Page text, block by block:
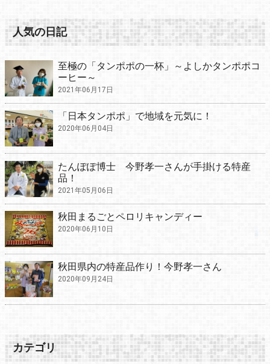
人気の日記
至極の「タンポポの一杯」～よしかタンポポコ
ーヒー～
2021年06月17日
「日本タンポポ」で地域を元気に！
2020年06月04日
たんぽぽ博士 今野孝一さんが手掛ける特産
品！
2021年05月06日
秋田まるごとペロリキャンディー
2020年06月10日
秋田県内の特産品作り！今野孝一さん
2020年09月24日
カテゴリ